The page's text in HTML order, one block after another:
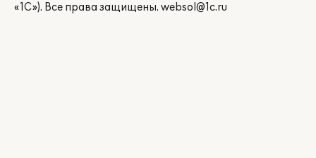
«1С»). Все права защищены. websol@1c.ru